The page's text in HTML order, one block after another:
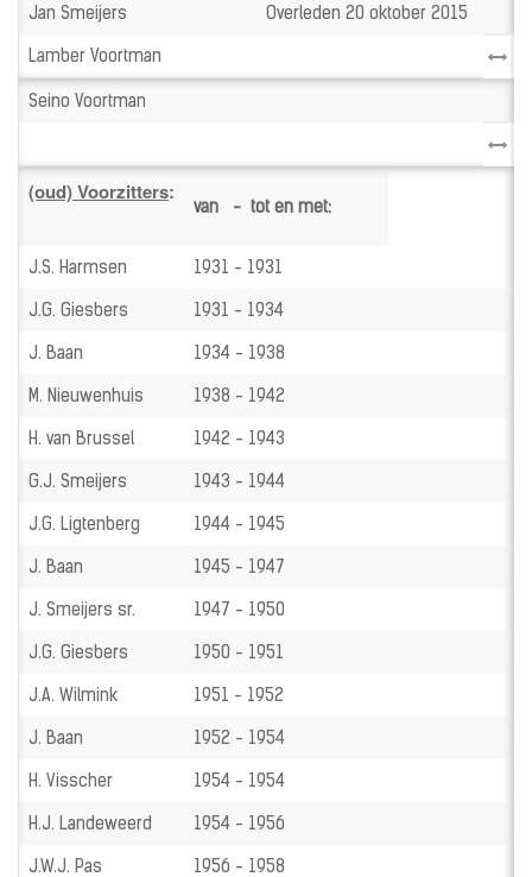
Jan Smeijers Overleden 20 oktober 2015
Lamber Voortman
Seino Voortman
(oud) Voorzitters:
van - tot en met:
J.S. Harmsen 1931 - 1931
J.G. Giesbers 1931 - 1934
J. Baan 1934 - 1938
M. Nieuwenhuis 1938 - 1942
H. van Brussel 1942 - 1943
G.J. Smeijers 1943 - 1944
J.G. Ligtenberg 1944 - 1945
J. Baan 1945 - 1947
J. Smeijers sr. 1947 - 1950
J.G. Giesbers 1950 - 1951
J.A. Wilmink 1951 - 1952
J. Baan 1952 - 1954
H. Visscher 1954 - 1954
H.J. Landeweerd 1954 - 1956
J.W.J. Pas 1956 - 1958